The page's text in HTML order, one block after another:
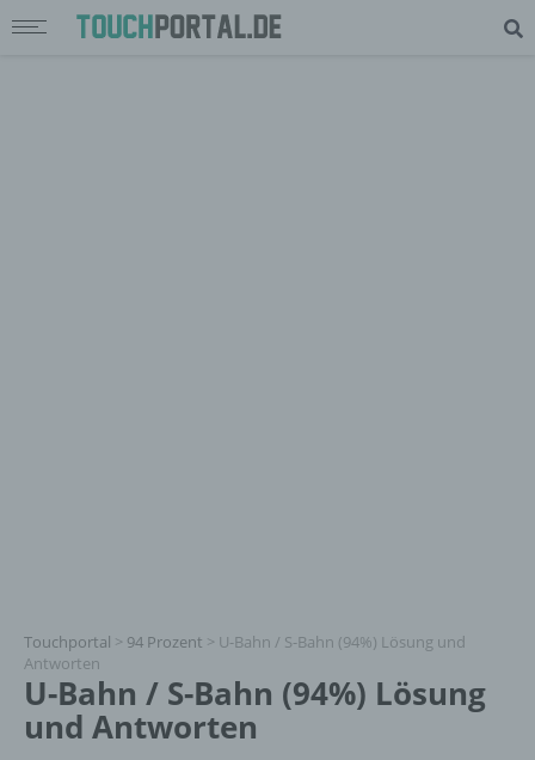
Touchportal > 94 Prozent > U-Bahn / S-Bahn (94%) Lösung und
Antworten
U-Bahn / S-Bahn (94%) Lösung
und Antworten